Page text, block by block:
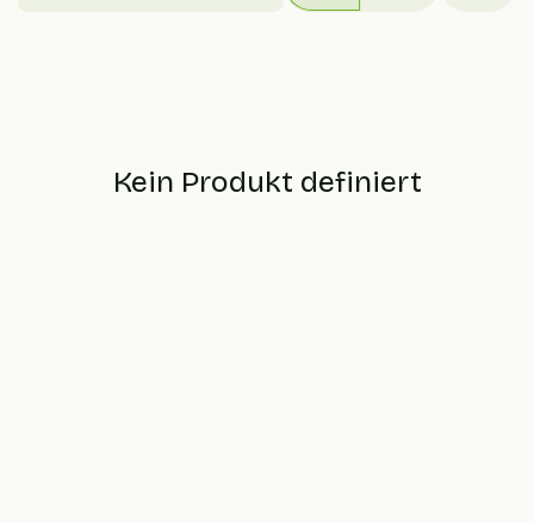
Kein Produkt definiert